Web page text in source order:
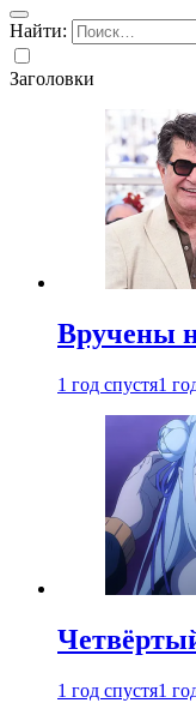
Найти:
Заголовки
Вручены
1 год спустя1
1 год спустя1